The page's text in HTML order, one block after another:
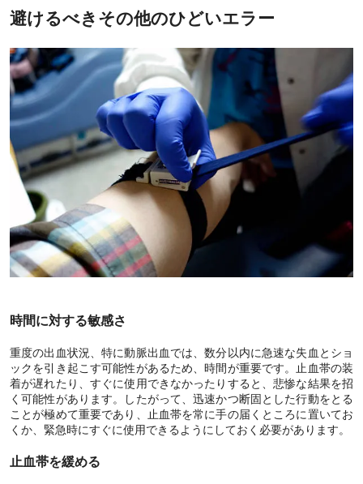
避けるべきその他のひどいエラー
時間に対する敏感さ
重度の出血状況、特に動脈出血では、数分以内に急速な失血とショ
ックを引き起こす可能性があるため、時間が重要です。止血帯の装
着が遅れたり、すぐに使用できなかったりすると、悲惨な結果を招
く可能性があります。したがって、迅速かつ断固とした行動をとる
ことが極めて重要であり、止血帯を常に手の届くところに置いてお
くか、緊急時にすぐに使用できるようにしておく必要があります。
止血帯を緩める